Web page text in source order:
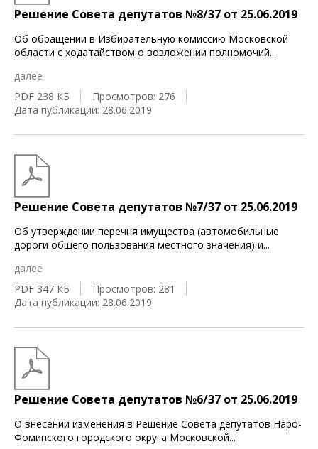
Решение Совета депутатов №8/37 от 25.06.2019
Об обращении в Избирательную комиссию Московской
области с ходатайством о возложении полномочий...
далее
PDF 238 КБ
Просмотров: 276
Дата публикации: 28.06.2019
Решение Совета депутатов №7/37 от 25.06.2019
Об утверждении перечня имущества (автомобильные
дороги общего пользования местного значения) и...
далее
PDF 347 КБ
Просмотров: 281
Дата публикации: 28.06.2019
Решение Совета депутатов №6/37 от 25.06.2019
О внесении изменения в Решение Совета депутатов Наро-
Фоминского городского округа Московской...